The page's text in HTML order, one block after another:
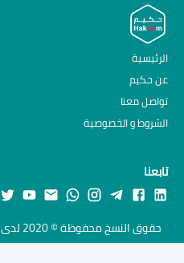
الرئيسية
عن حكيم
تواصل معنا
الشروط و الخصوصية
تابعنا
حقوق النسخ محفوظة © 2020 لدى